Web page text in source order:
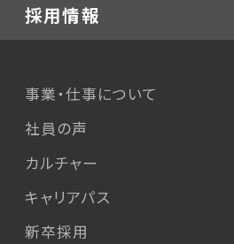
採用情報
事業・仕事について
社員の声
カルチャー
キャリアパス
新卒採用